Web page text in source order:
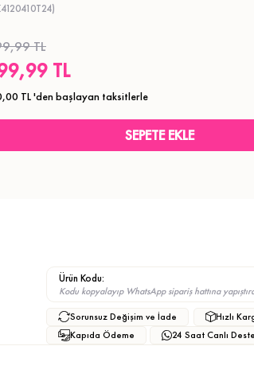
TL
TL
TL'den başlayan taksitlerle
Ürün Kodu:
Kodu kopyalayıp WhatsApp sipariş hattına
Sorunsuz Değişim ve İade Hızlı
Kapıda Ödeme
24 Saat Canlı